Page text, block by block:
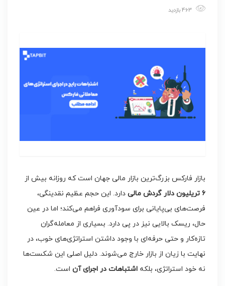
بازار فارکس بزرگ‌ترین بازار مالی جهان است که روزانه بیش از
۶ تریلیون دلار گردش مالی دارد. این حجم عظیم نقدینگی،
فرصت‌های بی‌پایانی برای سودآوری فراهم می‌کند؛ اما در عین
حال، ریسک بالایی نیز در پی دارد. بسیاری از معامله‌گران
تازه‌کار و حتی حرفه‌ای با وجود داشتن استراتژی‌های خوب، در
نهایت با زیان از بازار خارج می‌شوند. دلیل اصلی این شکست‌ها
نه خود استراتژی، بلکه اشتباهات در اجرای آن است.